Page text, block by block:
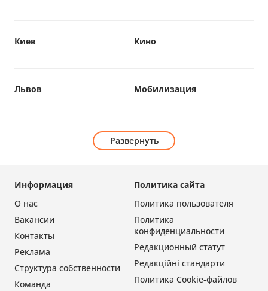
Киев Кино
Львов Мобилизация
Развернуть
Политика сайта
Политика пользователя
Политика
конфиденциальности
Редакционный статут
Редакційні стандарти
Политика Cookie-файлов
Информация
О нас
Вакансии
Контакты
Реклама
Структура собственности
Команда